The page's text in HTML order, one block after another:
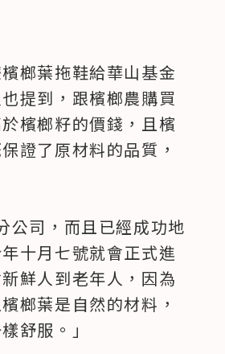
榔葉拖鞋給華山基金
提到，跟檳榔農購買
檳榔籽的價錢，且檳
證了原材料的品質，
司，而且已經成功地
十月七號就會正式進
鮮人到老年人，因為
榔葉是自然的材料，
舒服。」